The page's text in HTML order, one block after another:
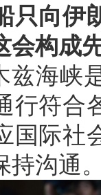
只向伊
会构成
兹海峡
行符合
国际社
持沟通